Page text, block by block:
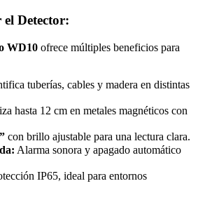
el Detector:
WD10 ofrece múltiples beneficios para
tuberías, cables y madera en distintas
hasta 12 cm en metales magnéticos con
con brillo ajustable para una lectura clara.
Alarma sonora y apagado automático
IP65, ideal para entornos